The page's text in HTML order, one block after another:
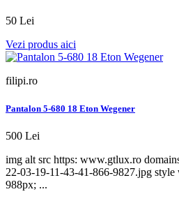
50 Lei
Vezi produs aici
filipi.ro
Pantalon 5-680 18 Eton Wegener
500 Lei
img alt src https: www.gtlux.ro
22-03-19-11-43-41-866-9827.jpg
988px; ...